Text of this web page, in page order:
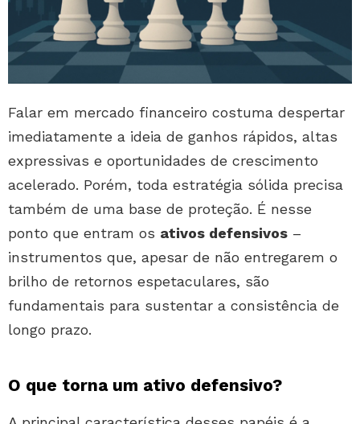
Falar em mercado financeiro costuma despertar
imediatamente a ideia de ganhos rápidos, altas
expressivas e oportunidades de crescimento
acelerado. Porém, toda estratégia sólida precisa
também de uma base de proteção. É nesse
ponto que entram os ativos defensivos –
instrumentos que, apesar de não entregarem o
brilho de retornos espetaculares, são
fundamentais para sustentar a consistência de
longo prazo.
O que torna um ativo defensivo?